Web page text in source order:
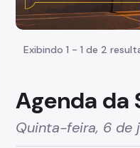
Exibindo 1 - 1 de 2
Agenda da
Quinta-feira, 6 de